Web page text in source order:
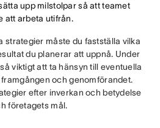
upp milstolpar så att teamet
att arbeta utifrån.
strategier måste du fastställa vilka
du planerar att uppnå. Under
viktigt att ta hänsyn till eventuella
och genomförandet.
efter inverkan och betydelse
företagets mål.